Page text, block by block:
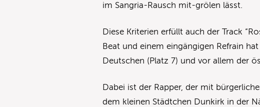
im Sangria-Rausch mit-grölen lässt.
Diese Kriterien erfüllt auch der Track
Beat und einem eingängigen Refrain
Deutschen (Platz 7) und vor allem der
Dabei ist der Rapper, der mit
dem kleinen Städtchen Dunkirk in der